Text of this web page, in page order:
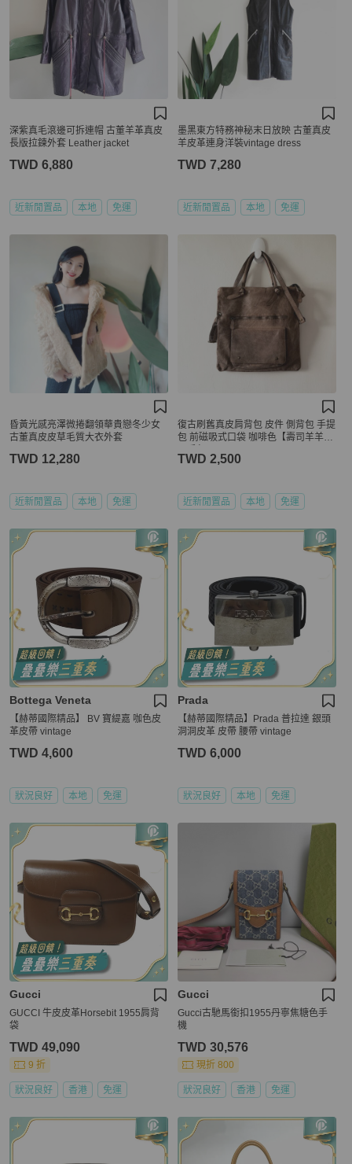
深紫真毛滾邊可拆連帽 古董羊革真皮
長版拉鍊外套 Leather jacket
TWD 6,880
近新閒置品 本地 免運
墨黑東方特務神秘末日放映 古董真皮
羊皮革連身洋裝vintage dress
TWD 7,280
近新閒置品 本地 免運
昏黃光感亮澤微捲翻領華貴戀冬少女
古董真皮皮草毛質大衣外套
TWD 12,280
近新閒置品 本地 免運
復古刷舊真皮肩背包 皮件 側背包 手提
包 前磁吸式口袋 咖啡色【壽司羊羊】
TWD 2,500
近新閒置品 本地 免運
Bottega Veneta
【赫蒂國際精品】 BV 寶緹嘉 咖色皮
革皮帶 vintage
TWD 4,600
狀況良好 本地 免運
Prada
【赫蒂國際精品】Prada 普拉達 銀頭
洞洞皮革 皮帶 腰帶 vintage
TWD 6,000
狀況良好 本地 免運
Gucci
GUCCI 牛皮皮革Horsebit 1955肩背
袋
TWD 49,090
9 折
狀況良好 香港 免運
Gucci
Gucci古馳馬銜扣1955丹寧焦糖色手
機
TWD 30,576
現折 800
狀況良好 香港 免運